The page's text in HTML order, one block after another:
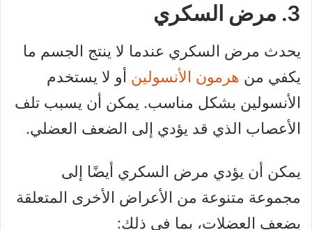
3. مرض السكري
يحدث مرض السكري عندما لا ينتج الجسم ما
يكفي من هرمون الأنسولين أو لا يستخدم
الأنسولين بشكل مناسب. يمكن أن يسبب تلف
الأعصاب الذي قد يؤدي إلى الضعف العضلي.
يمكن أن يؤدي مرض السكري أيضًا إلى
مجموعة متنوعة من الأعراض الأخرى المتعلقة
بضعف العضلات، بما في ذلك: